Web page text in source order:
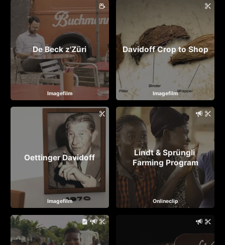
De Beck z'Züri
Imagefilm
Davidoff Crop to Shop
Imagefilm
Oettinger Davidoff
Imagefilm
Lindt & Sprüngli
Farming Program
Onlineclip